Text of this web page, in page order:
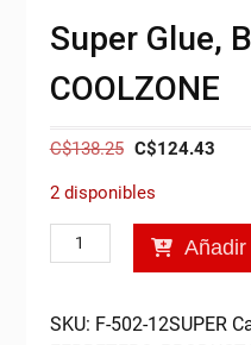
Super Glue,
COOLZONE
C$138.25 El
original
era:
C$138.25.
C$124.43
es:
2 disponibles
Super
Glue,
12
SKU: F-502-12SUPER